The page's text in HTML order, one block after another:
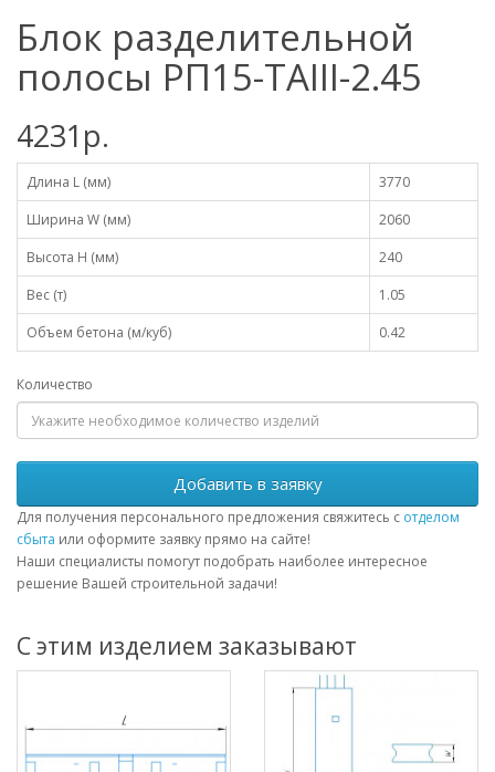
Блок разделительной
полосы РП15-TAIII-2.45
4231р.
Длина L (мм)
3770
Ширина W (мм)
2060
Высота H (мм)
240
Вес (т)
1.05
Объем бетона (м/куб)
0.42
Количество
Добавить в заявку
Для получения персонального предложения свяжитесь с отделом
сбыта или оформите заявку прямо на сайте!
Наши специалисты помогут подобрать наиболее интересное
решение Вашей строительной задачи!
С этим изделием заказывают